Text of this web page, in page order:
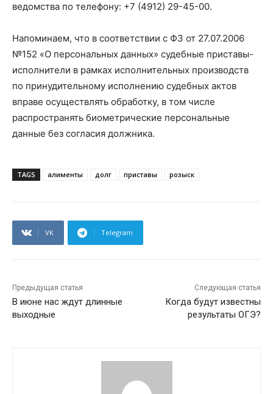
ведомства по телефону: +7 (4912) 29-45-00.
Напоминаем, что в соответствии с ФЗ от 27.07.2006
№152 «О персональных данных» судебные приставы-
исполнители в рамках исполнительных производств
по принудительному исполнению судебных актов
вправе осуществлять обработку, в том числе
распространять биометрические персональные
данные без согласия должника.
TAGS алименты долг приставы розыск
VK Telegram
Предыдущая статья
В июне нас ждут длинные
выходные
Следующая статья
Когда будут известны
результаты ОГЭ?